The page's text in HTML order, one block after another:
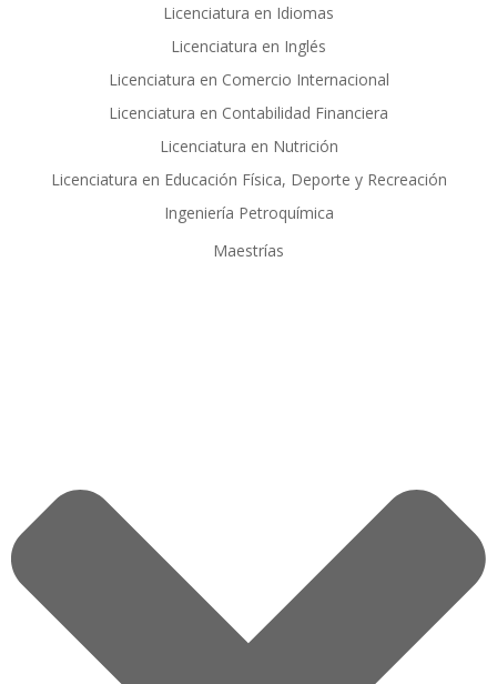
Licenciatura en Idiomas
Licenciatura en Inglés
Licenciatura en Comercio Internacional
Licenciatura en Contabilidad Financiera
Licenciatura en Nutrición
Licenciatura en Educación Física, Deporte y Recreación
Ingeniería Petroquímica
Maestrías